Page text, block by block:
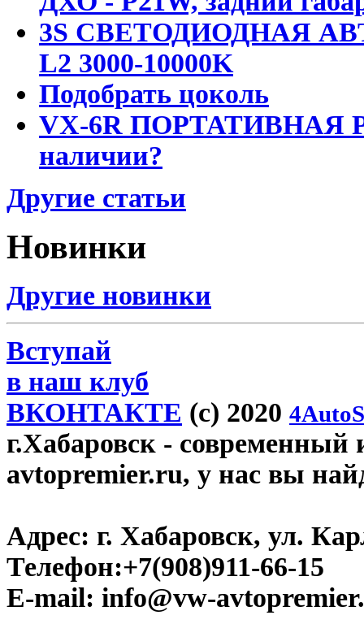
3S СВЕТОДИОДНАЯ
L2 3000-10000K
Подобрать цоколь
VX-6R ПОРТАТИВНАЯ
наличии?
Другие статьи
Новинки
Другие новинки
Вступай
в наш клуб
ВКОНТАКТЕ (c) 2020
г.Хабаровск - современный
avtopremier.ru, у нас вы
Адрес: г. Хабаровск, ул.
Телефон:+7(908)911-66-15
E-mail: info@vw-